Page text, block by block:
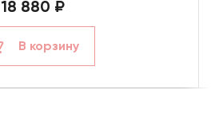
18 880 ₽
В корзину